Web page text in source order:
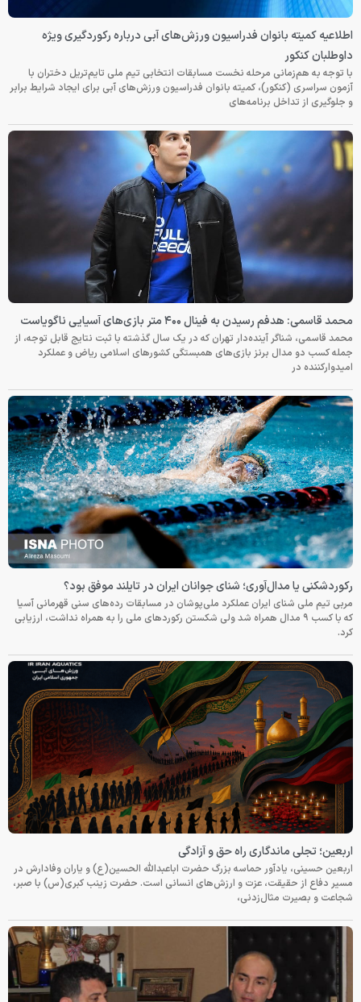
اطلاعیه کمیته بانوان فدراسیون ورزش‌های آبی درباره رکوردگیری ویژه
داوطلبان کنکور
با توجه به هم‌زمانی مرحله نخست مسابقات انتخابی تیم ملی تایم‌تریل دختران با
آزمون سراسری (کنکور)، کمیته بانوان فدراسیون ورزش‌های آبی برای ایجاد شرایط برابر
و جلوگیری از تداخل برنامه‌های
محمد قاسمی: هدفم رسیدن به فینال ۴۰۰ متر بازی‌های آسیایی ناگویاست
محمد قاسمی، شناگر آینده‌دار تهران که در یک سال گذشته با ثبت نتایج قابل توجه، از
جمله کسب دو مدال برنز بازی‌های همبستگی کشورهای اسلامی ریاض و عملکرد
امیدوارکننده در
رکوردشکنی یا مدال‌آوری؛ شنای جوانان ایران در تایلند موفق بود؟
مربی تیم ملی شنای ایران عملکرد ملی‌پوشان در مسابقات رده‌های سنی قهرمانی آسیا
که با کسب ۹ مدال همراه شد ولی شکستن رکوردهای ملی را به همراه نداشت، ارزیابی
کرد.
اربعین؛ تجلی ماندگاری راه حق و آزادگی
اربعین حسینی، یادآور حماسه بزرگ حضرت اباعبدالله الحسین(ع) و یاران وفادارش در
مسیر دفاع از حقیقت، عزت و ارزش‌های انسانی است. حضرت زینب کبری(س) با صبر،
شجاعت و بصیرت مثال‌زدنی،